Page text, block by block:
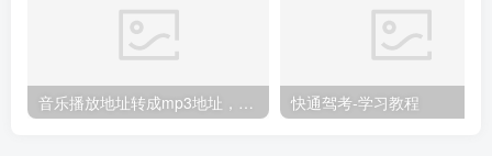
音乐播放地址转成mp3地址，音乐转链接 快通驾考-学习教程